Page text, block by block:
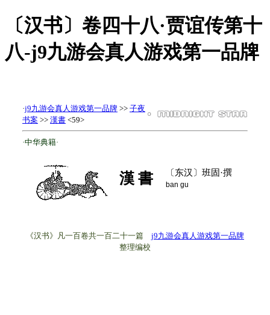
〔汉书〕卷四十八·贾谊传第十
八-j9九游会真人游戏第一品牌
·j9九游会真人游戏第一品牌 >> 子夜
书案 >> 漢書 <59>
·中华典籍·
漢 書 〔东汉〕班固·撰
ban gu
《汉书》凡一百卷共一百二十一篇 j9九游会真人游戏第一品牌
整理编校